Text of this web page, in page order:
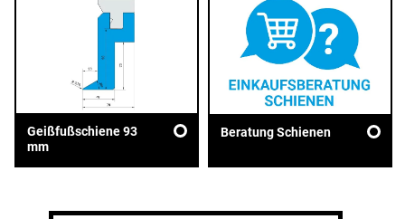
Geißfußschiene 93
mm
Beratung Schienen